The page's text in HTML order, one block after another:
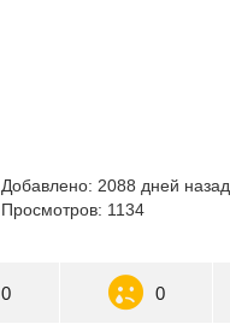
Добавлено: 2088 дней назад
Просмотров: 1134
0 0